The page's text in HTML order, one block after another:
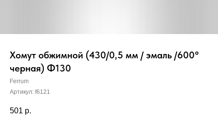
Хомут обжимной (430/0,5 мм / эмаль /600°
черная) Ф130
Ferrum
Артикул: f6121
501 р.